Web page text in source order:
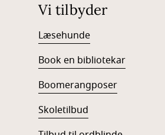
Vi tilbyder
Læsehunde
Book en bibliotekar
Boomerangposer
Skoletilbud